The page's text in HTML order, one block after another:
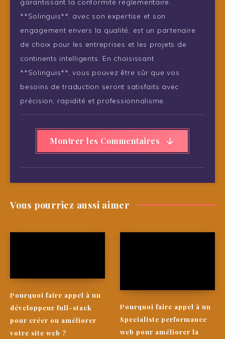
garantissant la conformité réglementaire.
**Solinguis**, avec son expertise et son
engagement envers la qualité, est un partenaire
de choix pour les entreprises et les projets de
continents intelligents. En choisissant
**Solinguis**, vous pouvez être sûr que vos
besoins de traduction seront satisfaits avec
précision, rapidité et professionnalisme.
Montrer les Commentaires
Vous pourriez aussi aimer
Pourquoi faire appel à un
développeur full-stack
pour créer ou améliorer
votre site web ?
Pourquoi faire appel à un
Specialiste performance
web pour améliorer la